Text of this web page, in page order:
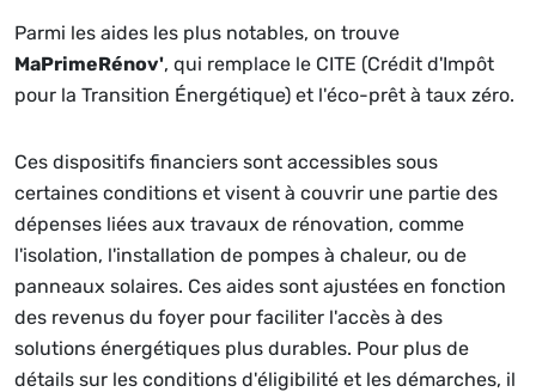
Parmi les aides les plus notables, on trouve
MaPrimeRénov', qui remplace le CITE (Crédit d'Impôt
pour la Transition Énergétique) et l'éco-prêt à taux zéro.
Ces dispositifs financiers sont accessibles sous
certaines conditions et visent à couvrir une partie des
dépenses liées aux travaux de rénovation, comme
l'isolation, l'installation de pompes à chaleur, ou de
panneaux solaires. Ces aides sont ajustées en fonction
des revenus du foyer pour faciliter l'accès à des
solutions énergétiques plus durables. Pour plus de
détails sur les conditions d'éligibilité et les démarches, il